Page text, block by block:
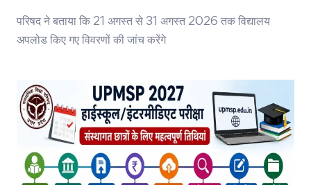
परिषद ने बताया कि 21 अगस्त से 31 अगस्त 2026 तक विद्यालय
अपलोड किए गए विवरणों की जांच करेंगे